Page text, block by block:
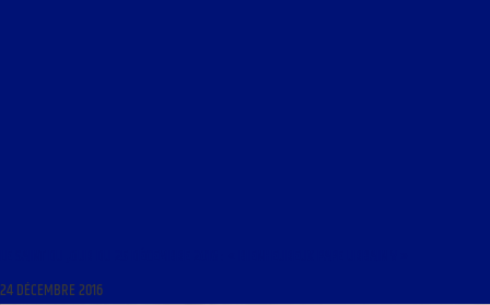
24 DÉCEMBRE 2016